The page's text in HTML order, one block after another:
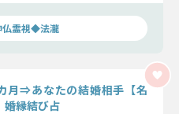
仏霊視◆法瀧
⇒あなたの結婚相手【名
婚縁結び占